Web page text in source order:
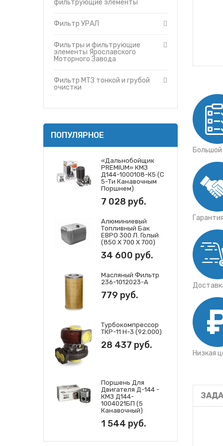
Утеплители капота
Доставка
Контакты
Фильтры и фильтрующие
Фильтры и фильтрующие
Фильтры и фильтрующие
Фильтры и фильтрующие
фильтрующие элементы
Фильтр УРАЛ
Фильтры и фильтрующие
элементы Ярославского
Моторного Завода
Фильтр МТЗ тонкой и грубой
очистки
ПОПУЛЯРНОЕ
«Дальнобойщик
PREMIUM» КМЗ
Д144-1000108-К5 (с
5-Ти Канавочным
Поршнем)
7 028 руб.
Алюминиевый
Топливный Бак
ЕВРО 300 Л. Голый
(850 Х 700 Х 700)
34 600 руб.
Масляный Фильтр
236-1012023-А
779 руб.
Турбокомпрессор
ТКР-11 Н-3 (92.000)
28 437 руб.
Поршень Для
Двигателя Д-144 -
КМЗ Д144-
1004021БП (5
Канавочный)
1 544 руб.
Гарантия
Низкая